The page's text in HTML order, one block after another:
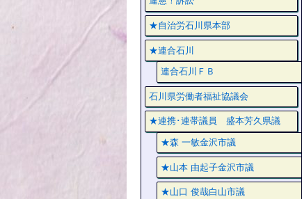
★自治労石川県本部
★連合石川
連合石川ＦＢ
石川県労働者福祉協議会
★連携･連帯議員 盛本芳久県議
★森 一敏金沢市議
★山本 由起子金沢市議
★山口 俊哉白山市議